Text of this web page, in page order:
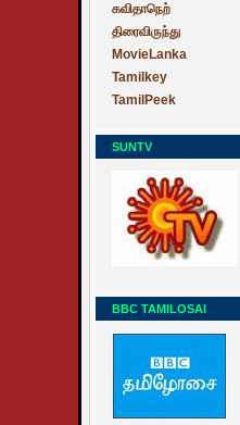
கவிதாநெற்
திரைவிருந்து
MovieLanka
Tamilkey
TamilPeek
SUNTV
BBC TAMILOSAI